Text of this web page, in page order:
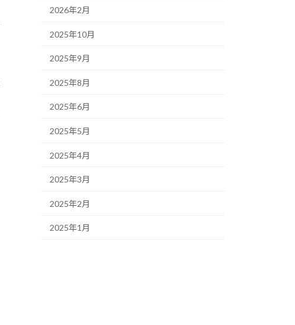
2026年2月
2025年10月
2025年9月
2025年8月
2025年6月
2025年5月
2025年4月
2025年3月
2025年2月
2025年1月